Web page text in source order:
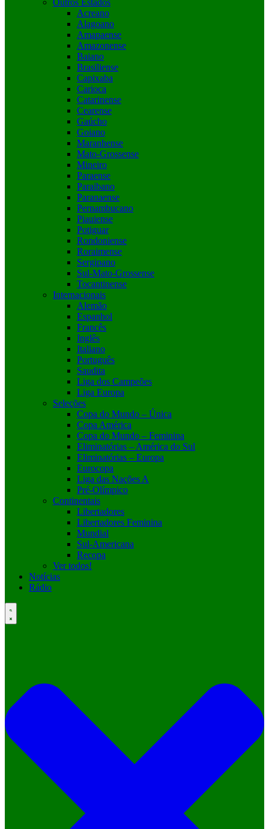
Acreano
Alagoano
Amapaense
Amazonense
Baiano
Brasiliense
Capixaba
Carioca
Catarinense
Cearense
Gaúcho
Goiano
Maranhense
Mato-Grossense
Mineiro
Paraense
Paraibano
Paranaense
Pernambucano
Piauiense
Potiguar
Rondoniense
Roraimense
Sergipano
Sul-Mato-Grossense
Tocantinense
Internacionais
Alemão
Espanhol
Francês
Inglês
Italiano
Português
Saudita
Liga dos Campeões
Liga Europa
Seleções
Copa do Mundo – Única
Copa América
Copa do Mundo – Feminina
Eliminatórias – América do Sul
Eliminatórias – Europa
Eurocopa
Liga das Nações A
Pré-Olímpico
Continentais
Libertadores
Libertadores Feminina
Mundial
Sul-Americana
Recopa
Ver todos!
Notícias
Rádio